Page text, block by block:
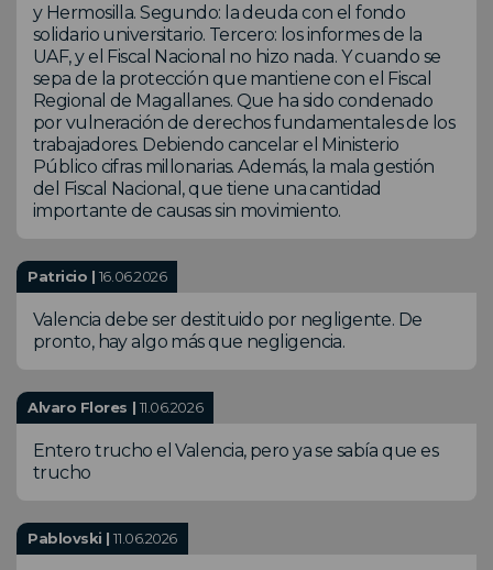
y Hermosilla. Segundo: la deuda con el fondo
solidario universitario. Tercero: los informes de la
UAF, y el Fiscal Nacional no hizo nada. Y cuando se
sepa de la protección que mantiene con el Fiscal
Regional de Magallanes. Que ha sido condenado
por vulneración de derechos fundamentales de los
trabajadores. Debiendo cancelar el Ministerio
Público cifras millonarias. Además, la mala gestión
del Fiscal Nacional, que tiene una cantidad
importante de causas sin movimiento.
Patricio | 16.06.2026
Valencia debe ser destituido por negligente. De
pronto, hay algo más que negligencia.
Alvaro Flores | 11.06.2026
Entero trucho el Valencia, pero ya se sabía que es
trucho
Pablovski |11.06.2026